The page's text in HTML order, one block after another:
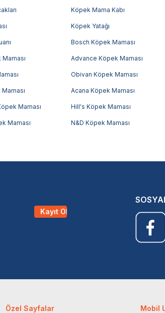
Köpek Mama Kabı
Köpek Yatağı
Bosch Köpek Maması
Advance Köpek Maması
Obivan Köpek Maması
Acana Köpek Maması
Maması Hill's Köpek Maması
Maması N&D Köpek Maması
Kayıt Ol
Özel Sayfalar Mobil